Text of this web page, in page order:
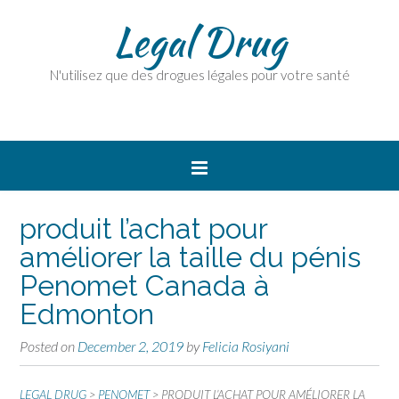
Legal Drug
N'utilisez que des drogues légales pour votre santé
produit l’achat pour
améliorer la taille du pénis
Penomet Canada à
Edmonton
Posted on December 2, 2019 byFelicia Rosiyani
LEGAL DRUG > PENOMET > PRODUIT L’ACHAT POUR AMÉLIORER LA